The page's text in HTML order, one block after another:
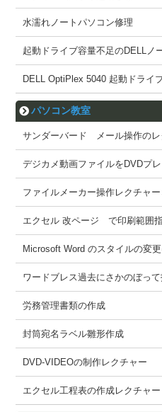
水濡れノートパソコン修理
起動ドライブ容量不足のDELLノ
DELL OptiPlex 5040 起動ドライ
パソコン教室
サンダーバード メール操作のレ
デジカメ動画ファイルをDVDプ
ファイルメーカー操作レクチャ
エクセル 改ページ で印刷範囲
Microsoft Word のスタイルの変
ワードブレス過去にさかのぼって
労務管理書類の作成
封筒宛名ラベル雛形作成
DVD-VIDEOの制作レクチャー
エクセル工程表の作成レクチャー